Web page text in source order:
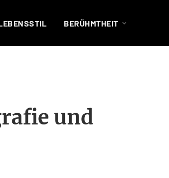
BERÜHMTHEIT
und